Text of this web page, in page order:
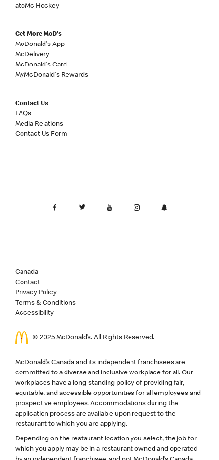
atoMc Hockey
Get More McD's
McDonald's App
McDelivery
McDonald's Card
MyMcDonald's Rewards
Contact Us
FAQs
Media Relations
Contact Us Form
Canada
Contact
Privacy Policy
Terms & Conditions
Accessibility
© 2025 McDonald’s. All Rights Reserved.
McDonald’s Canada and its independent franchisees are
committed to a diverse and inclusive workplace for all. Our
workplaces have a long-standing policy of providing fair,
equitable, and accessible opportunities for all employees and
prospective employees. Accommodations during the
application process are available upon request to the
restaurant to which you are applying.
Depending on the restaurant location you select, the job for
which you apply may be in a restaurant owned and operated